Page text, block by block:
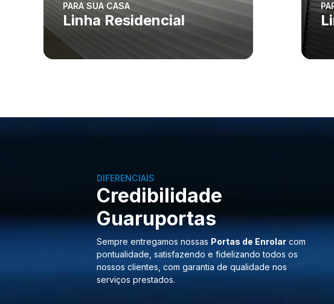
PARA SUA CASA
Linha Residencial
DIFERENCIAIS
Credibilidade
Guaruportas
Sempre entregamos nossas Portas de Enrolar com
pontualidade, satisfazendo e fidelizando todos os
nossos clientes, com garantia de qualidade nos
serviços prestados.